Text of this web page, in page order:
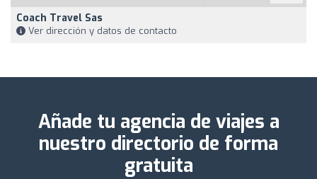
Coach Travel Sas
Ver dirección y datos de contacto
Añade tu agencia de viajes a
nuestro directorio de forma
gratuita